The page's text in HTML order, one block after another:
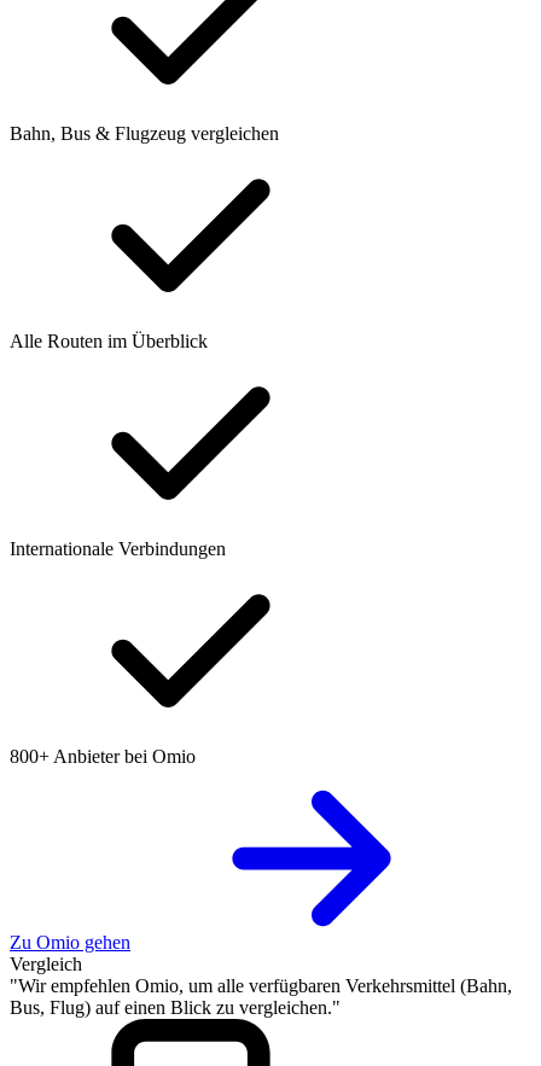
Bahn, Bus & Flugzeug vergleichen
Alle Routen im Überblick
Internationale Verbindungen
800+ Anbieter bei Omio
Zu Omio gehen
Vergleich
"Wir empfehlen Omio, um alle verfügbaren Verkehrsmittel (Bahn,
Bus, Flug) auf einen Blick zu vergleichen."